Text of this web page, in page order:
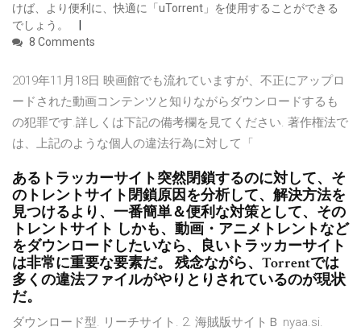
けば、より便利に、快適に「uTorrent」を使用することができる
でしょう。
8 Comments
2019年11月18日 映画館でも流れていますが、不正にアップロ
ードされた動画コンテンツと知りながらダウンロードするも
の犯罪です.詳しくは下記の備考欄を見てください. 著作権法で
は、上記のような個人の違法行為に対して「
あるトラッカーサイト突然閉鎖するのに対して、そ
のトレントサイト閉鎖原因を分析して、解決方法を
見つけるより、一番簡単＆便利な対策として、その
トレントサイト しかも、動画・アニメトレントなど
をダウンロードしたいなら、良いトラッカーサイト
は非常に重要な要素だ。 残念ながら、Torrentでは
多くの違法ファイルがやりとりされているのが現状
だ。
ダウンロード型. リーチサイト. 2. 海賊版サイトＢ nyaa.si.